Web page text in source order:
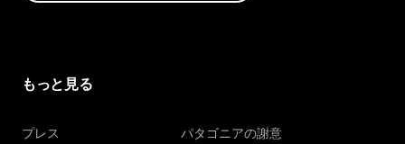
もっと見る
プレス パタゴニアの謝意